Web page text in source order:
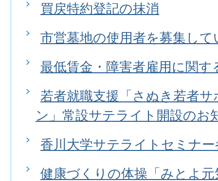
買戻特約登記の抹消
市営墓地の使用者を募集して
最低賃金・障害者雇用に関す
若者就職支援「さぬき若者
ン」常設サテライト開設のお
香川大学サテライトセミナ
健康づくりの体操「みとよ元